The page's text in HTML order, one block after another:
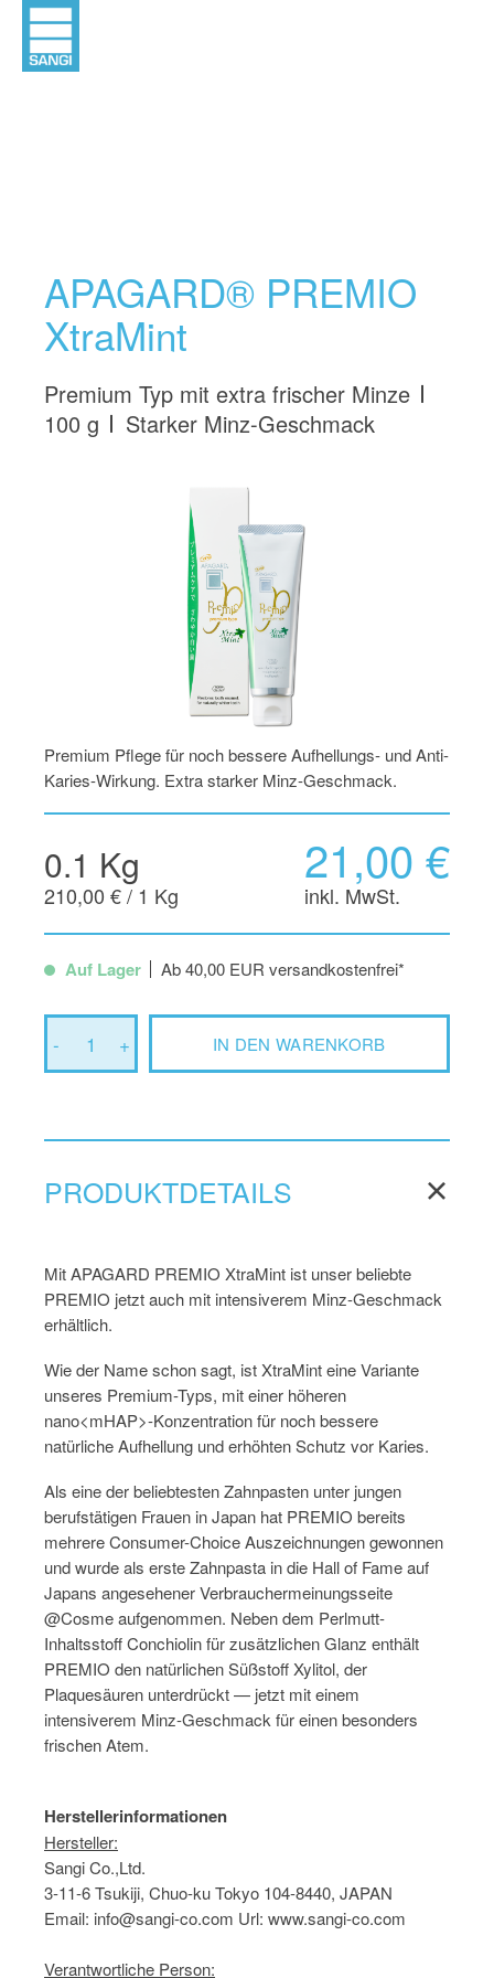
APAGARD® PREMIO
XtraMint
Premium Typ mit extra frischer Minze
100 g
Starker Minz-Geschmack
Premium Pflege für noch bessere Aufhellungs- und Anti-
Karies-Wirkung. Extra starker Minz-Geschmack.
0.1 Kg
210,00 € / 1 Kg
21,00 €
inkl. MwSt.
Auf Lager Ab 40,00 EUR versandkostenfrei*
- 1 + IN DEN WARENKORB
PRODUKTDETAILS
Mit APAGARD PREMIO XtraMint ist unser beliebte
PREMIO jetzt auch mit intensiverem Minz-Geschmack
erhältlich.
Wie der Name schon sagt, ist XtraMint eine Variante
unseres Premium-Typs, mit einer höheren
nano<mHAP>-Konzentration für noch bessere
natürliche Aufhellung und erhöhten Schutz vor Karies.
Als eine der beliebtesten Zahnpasten unter jungen
berufstätigen Frauen in Japan hat PREMIO bereits
mehrere Consumer-Choice Auszeichnungen gewonnen
und wurde als erste Zahnpasta in die Hall of Fame auf
Japans angesehener Verbrauchermeinungsseite
@Cosme aufgenommen. Neben dem Perlmutt-
Inhaltsstoff Conchiolin für zusätzlichen Glanz enthält
PREMIO den natürlichen Süßstoff Xylitol, der
Plaquesäuren unterdrückt — jetzt mit einem
intensiverem Minz-Geschmack für einen besonders
frischen Atem.
Herstellerinformationen
Hersteller:
Sangi Co.,Ltd.
3-11-6 Tsukiji, Chuo-ku Tokyo 104-8440, JAPAN
Email: info@sangi-co.com Url: www.sangi-co.com
Verantwortliche Person: